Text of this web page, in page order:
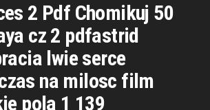
2 Pdf Chomikuj 50
cz 2 pdfastrid
lwie serce
na milosc film
pola 1 139